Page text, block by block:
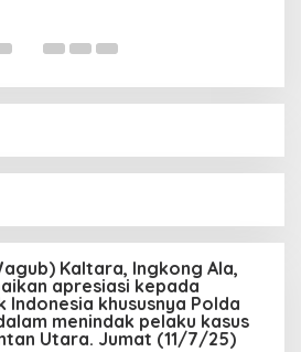
Kaltara, Ingkong Ala,
apresiasi kepada
Indonesia khususnya Polda
menindak pelaku kasus
Utara. Jumat (11/7/25)